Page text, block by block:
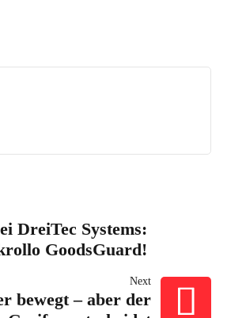
DreiTec Systems:
GoodsGuard!
Next
bewegt – aber der